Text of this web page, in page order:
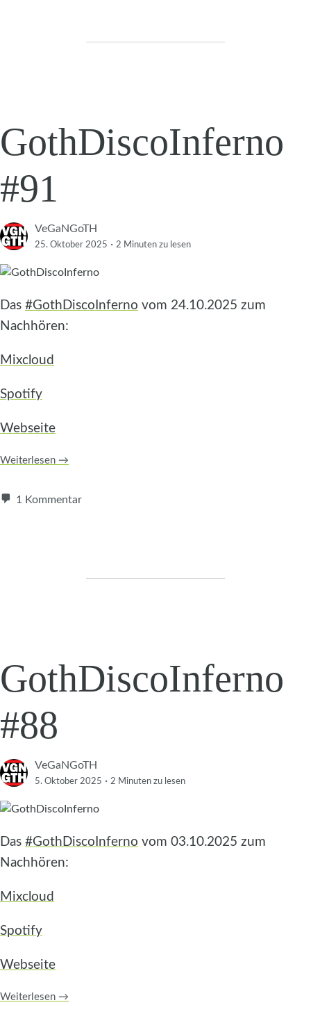
GothDiscoInferno
#91
VeGaNGoTH
25. Oktober 2025 · 2 Minuten zu lesen
Das #GothDiscoInferno vom 24.10.2025 zum
Nachhören:
Mixcloud
Spotify
Webseite
Weiterlesen →
1 Kommentar
GothDiscoInferno
#88
VeGaNGoTH
5. Oktober 2025 · 2 Minuten zu lesen
Das #GothDiscoInferno vom 03.10.2025 zum
Nachhören:
Mixcloud
Spotify
Webseite
Weiterlesen →